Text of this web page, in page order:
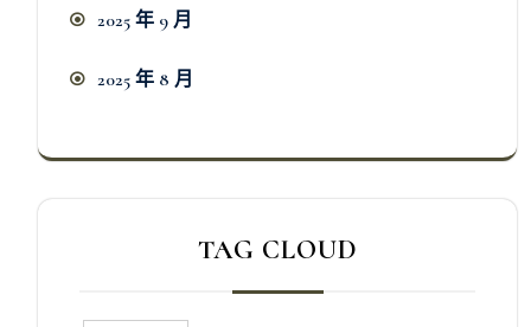
2025 年 9 月
2025 年 8 月
TAG CLOUD